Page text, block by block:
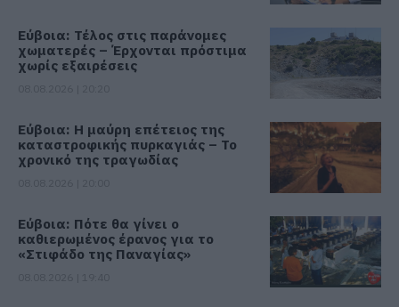
Εύβοια: Τέλος στις παράνομες
χωματερές – Έρχονται πρόστιμα
χωρίς εξαιρέσεις
Εύβοια: Η μαύρη επέτειος της
καταστροφικής πυρκαγιάς – Το
χρονικό της τραγωδίας
Εύβοια: Πότε θα γίνει ο
καθιερωμένος έρανος για το
«Στιφάδο της Παναγίας»